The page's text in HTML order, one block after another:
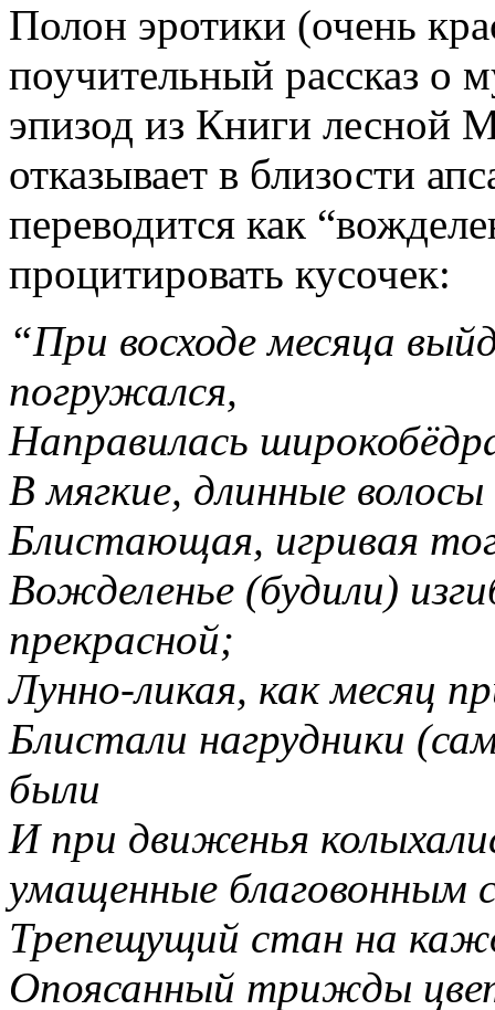
Полон эротики (очень
поучительный рассказ
эпизод из Книги лесной
отказывает в близости
переводится как
процитировать кусочек:
“При восходе месяца
погружался,
Направилась
В мягкие, длинные
Блистающая, игривая
Вожделенье (будили)
прекрасной;
Лунно-ликая, как месяц
Блистали нагрудники
были
И при движенья
умащенные благовонным
Трепещущий стан на
Опоясанный трижды